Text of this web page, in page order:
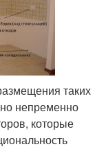
таких
непременно
которые